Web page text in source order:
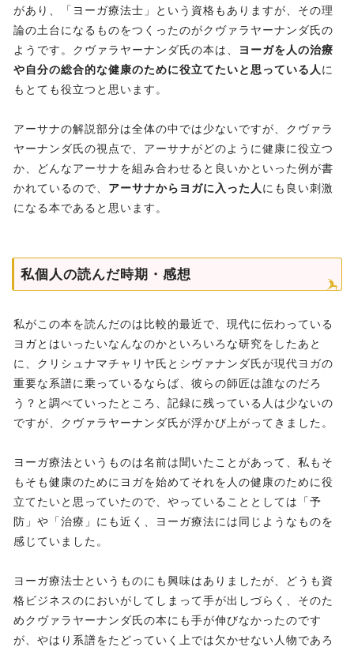
があり、「ヨーガ療法士」という資格もありますが、その理
論の土台になるものをつくったのがクヴァラヤーナンダ氏の
ようです。クヴァラヤーナンダ氏の本は、
ヨーガを人の治療
や自分の総合的な健康のために役立てたいと思っている人 に
もとても役立つと思います。
アーサナの解説部分は全体の中では少ないですが、クヴァラ
ヤーナンダ氏の視点で、アーサナがどのように健康に役立つ
か、どんなアーサナを組み合わせると良いかといった例が書
かれているので、 アーサナからヨガに入った人 にも良い刺激
になる本であると思います。
私個人の読んだ時期・感想
私がこの本を読んだのは比較的最近で、現代に伝わっている
ヨガとはいったいなんなのかといろいろな研究をしたあと
に、クリシュナマチャリヤ氏とシヴァナンダ氏が現代ヨガの
重要な系譜に乗っているならば、彼らの師匠は誰なのだろ
う？と調べていったところ、記録に残っている人は少ないの
ですが、クヴァラヤーナンダ氏が浮かび上がってきました。
ヨーガ療法というものは名前は聞いたことがあって、私もそ
もそも健康のためにヨガを始めてそれを人の健康のために役
立てたいと思っていたので、やっていることとしては「予
防」や「治療」にも近く、ヨーガ療法には同じようなものを
感じていました。
ヨーガ療法士というものにも興味はありましたが、どうも資
格ビジネスのにおいがしてしまって手が出しづらく、そのた
めクヴァラヤーナンダ氏の本にも手が伸びなかったのです
が、やはり系譜をたどっていく上では欠かせない人物であろ